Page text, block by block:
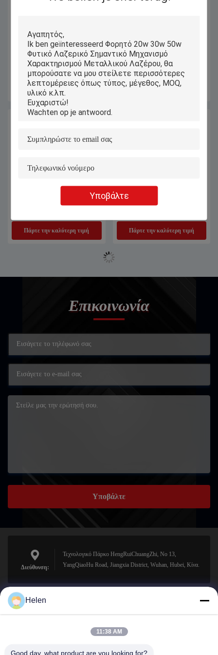
Υποβάλτε
20W φορητό μίνι διπλώνοντας
Engraver λέιζερ ινών που
χαρακτηρίζει τη μηχανή
Πάρτε την καλύτερη τιμή
Μικρός εξοπλισμός σήμανσης
λέιζερ από ανοξείδωτο ατσάλι UV
ανθεκτικός PEDB-400C
Πάρτε την καλύτερη τιμή
Χαρίσματος Φυτικών Λέιζερ
Κοσμήματα Χρυσό / Ασημένιο /
Χαλκό / Χάλυβα
Πάρτε την καλύτερη τιμή
Μηχανή σήμανσης με λέιζερ ινών
δυναμικής εστίασης μεταλλικής
100W
Πάρτε την καλύτερη τιμή
Επικοινωνία
Υποβάλτε
Διεύθυνση:
Τεχνολογικό Πάρκο HengRuiChuangZhi, No 13,
YangQiaoHu Road, Jiangxia District, Wuhan, Hubei, Κίνα.
sales@perfectlaser.net
Helen
11:38 AM
Good day, what product are you looking for?